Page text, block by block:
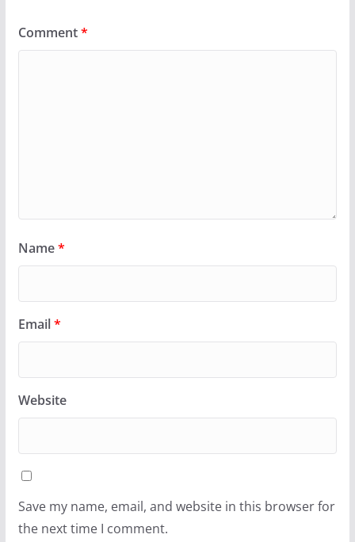
Comment*
Name*
Email*
Website
Save my name, email, and website in this browser for
the next time I comment.